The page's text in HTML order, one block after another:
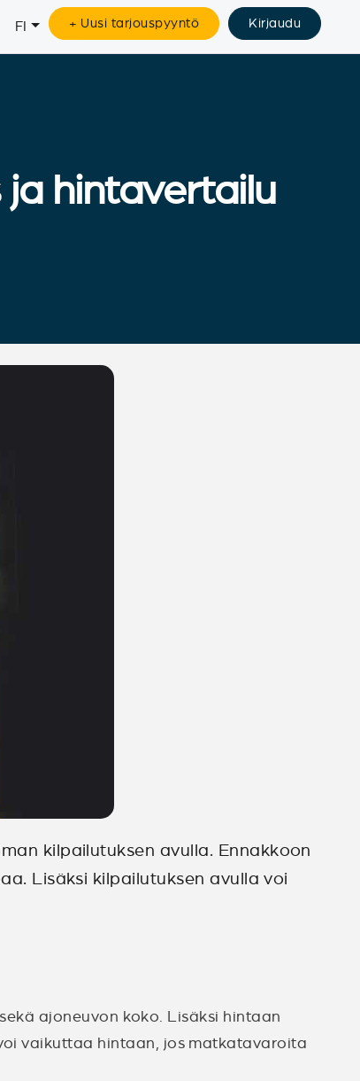
FI + Uusi tarjouspyyntö Kirjaudu
hintavertailu
kilpailutuksen avulla. Ennakkoon
Lisäksi kilpailutuksen avulla voi
ajoneuvon koko. Lisäksi hintaan
vaikuttaa hintaan, jos matkatavaroita